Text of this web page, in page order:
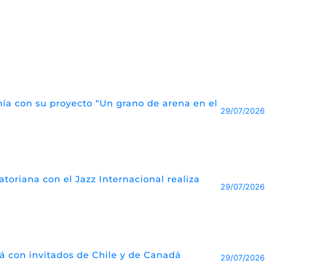
con su proyecto “Un grano de arena en el
29/07/2026
con el Jazz Internacional realiza
29/07/2026
con invitados de Chile y de Canadá 29/07/2026